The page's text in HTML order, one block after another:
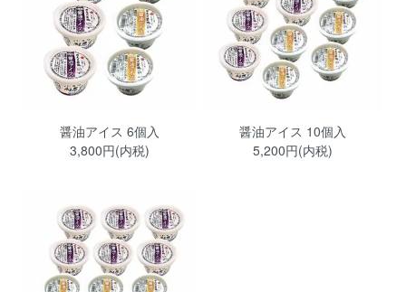
醤油アイス 6個入
3,800円(内税)
醤油アイス 10個入
5,200円(内税)